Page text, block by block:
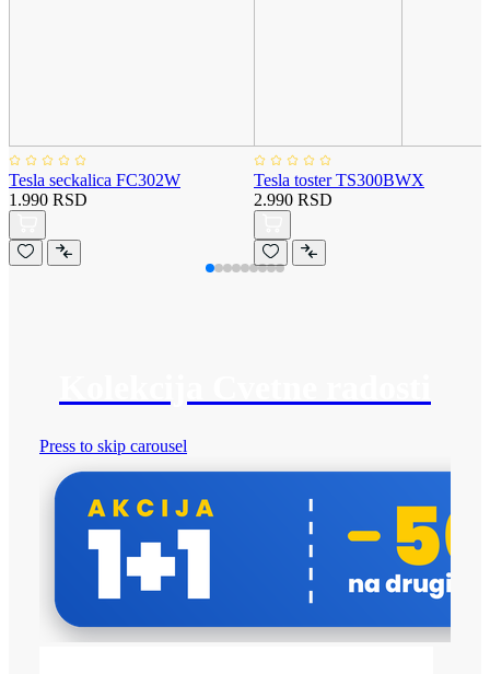
Tesla seckalica FC302W
1.990 RSD
Tesla toster TS300BWX
2.990 RSD
Press to skip carousel